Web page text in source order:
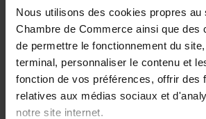
Nous utilisons des cookies propres au
Chambre de Commerce ainsi que des
de permettre le fonctionnement du
terminal, personnaliser le contenu et
fonction de vos préférences, offrir des
relatives aux médias sociaux et
notre site internet.